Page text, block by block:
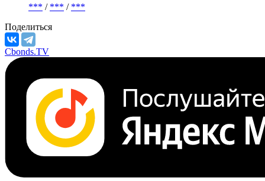
*** / *** / ***
Поделиться
Cbonds.TV